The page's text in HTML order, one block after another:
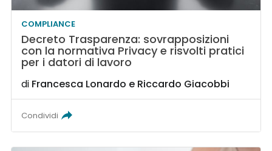
COMPLIANCE
Decreto Trasparenza: sovrapposizioni
con la normativa Privacy e risvolti pratici
per i datori di lavoro
di Francesca Lonardo e Riccardo Giacobbi
Condividi